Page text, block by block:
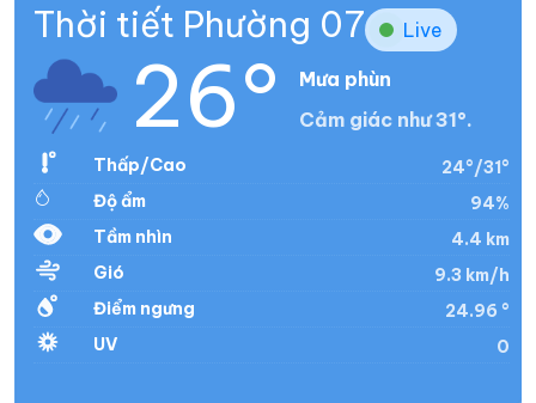
Thời tiết Phường 07 Live
26°
Mưa phùn
Cảm giác như 31°.
Thấp/Cao
24°/31°
Độ ẩm
94%
Tầm nhìn
4.4 km
Gió
9.3 km/h
Điểm ngưng
24.96 °
UV
0